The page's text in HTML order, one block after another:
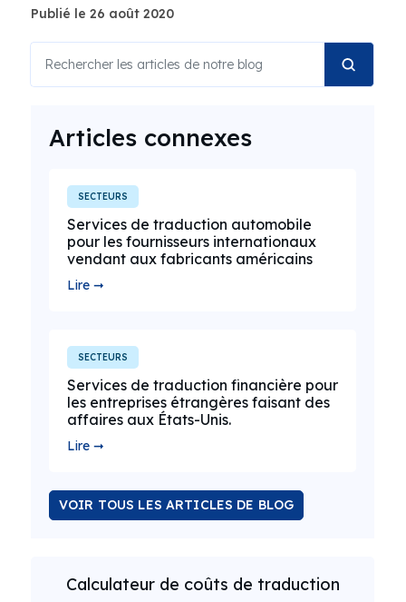
Publié le 26 août 2020
Articles connexes
SECTEURS
Services de traduction automobile
pour les fournisseurs internationaux
vendant aux fabricants américains
Lire ➞
SECTEURS
Services de traduction financière pour
les entreprises étrangères faisant des
affaires aux États-Unis.
Lire ➞
VOIR TOUS LES ARTICLES DE BLOG
Calculateur de coûts de traduction